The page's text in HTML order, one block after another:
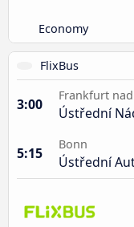
Economy
FlixBus
3:00
Frankfurt
Ústřední
5:15
Bonn
Ústřední